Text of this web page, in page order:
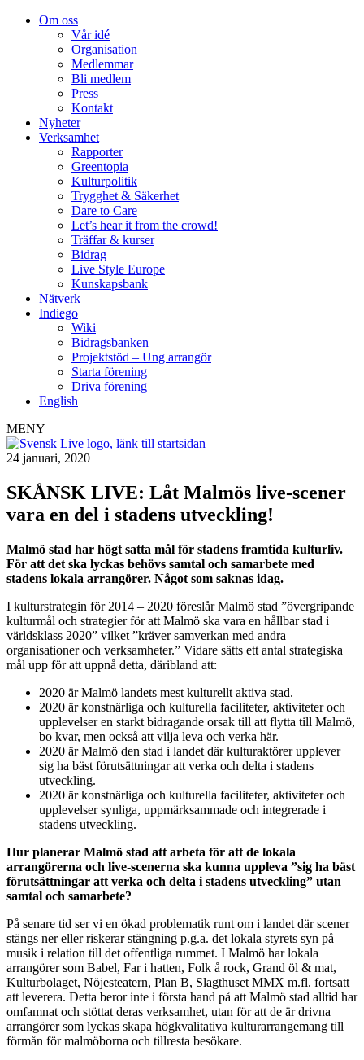
Om oss
Vår idé
Organisation
Medlemmar
Bli medlem
Press
Kontakt
Nyheter
Verksamhet
Rapporter
Greentopia
Kulturpolitik
Trygghet & Säkerhet
Dare to Care
Let’s hear it from the crowd!
Träffar & kurser
Bidrag
Live Style Europe
Kunskapsbank
Nätverk
Indiego
Wiki
Bidragsbanken
Projektstöd – Ung arrangör
Starta förening
Driva förening
English
MENY
24 januari, 2020
SKÅNSK LIVE: Låt Malmös live-scener
vara en del i stadens utveckling!
Malmö stad har högt satta mål för stadens framtida kulturliv.
För att det ska lyckas behövs samtal och samarbete med
stadens lokala arrangörer. Något som saknas idag.
I kulturstrategin för 2014 – 2020 föreslår Malmö stad ”övergripande
kulturmål och strategier för att Malmö ska vara en hållbar stad i
världsklass 2020” vilket ”kräver samverkan med andra
organisationer och verksamheter.” Vidare sätts ett antal strategiska
mål upp för att uppnå detta, däribland att:
2020 är Malmö landets mest kulturellt aktiva stad.
2020 är konstnärliga och kulturella faciliteter, aktiviteter och
upplevelser en starkt bidragande orsak till att flytta till Malmö,
bo kvar, men också att vilja leva och verka här.
2020 är Malmö den stad i landet där kulturaktörer upplever
sig ha bäst förutsättningar att verka och delta i stadens
utveckling.
2020 är konstnärliga och kulturella faciliteter, aktiviteter och
upplevelser synliga, uppmärksammade och integrerade i
stadens utveckling.
Hur planerar Malmö stad att arbeta för att de lokala
arrangörerna och live-scenerna ska kunna uppleva ”sig ha bäst
förutsättningar att verka och delta i stadens utveckling” utan
samtal och samarbete?
På senare tid ser vi en ökad problematik runt om i landet där scener
stängs ner eller riskerar stängning p.g.a. det lokala styrets syn på
musik i relation till det offentliga rummet. I Malmö har lokala
arrangörer som Babel, Far i hatten, Folk å rock, Grand öl & mat,
Kulturbolaget, Nöjesteatern, Plan B, Slagthuset MMX m.fl. fortsatt
att leverera. Detta beror inte i första hand på att Malmö stad alltid har
omfamnat och stöttat deras verksamhet, utan för att de är drivna
arrangörer som lyckas skapa högkvalitativa kulturarrangemang till
förmån för malmöborna och tillresta besökare.